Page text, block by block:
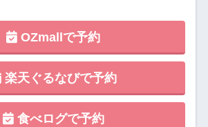
OZmallで予約
楽天ぐるなびで予約
食べログで予約